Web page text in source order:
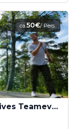
ca.50€/ Pers.
Outdoor-Olympiade: Ein aktives Teamevent voller Spaß